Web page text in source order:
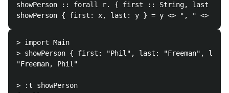
showPerson :: forall r. { first :: String, last ::
> import Main
> showPerson { first: "Phil", last: "Freeman",
"Freeman, Phil"
> :t showPerson